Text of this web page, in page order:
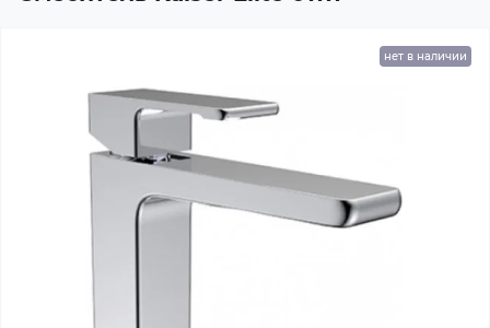
нет в наличии